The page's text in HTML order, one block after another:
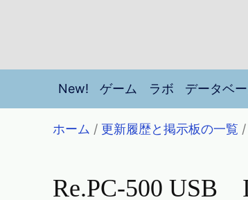
New! ゲーム ラボ データベ
ホーム / 更新履歴と掲示板の一覧
Re.PC-500 USB